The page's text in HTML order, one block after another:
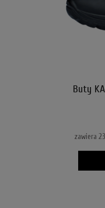
Buty
zawiera